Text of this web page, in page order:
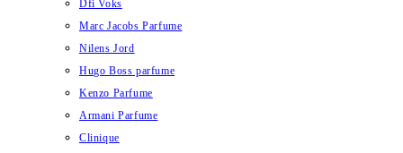
Dfi Voks
Marc Jacobs Parfume
Nilens Jord
Hugo Boss parfume
Kenzo Parfume
Armani Parfume
Clinique